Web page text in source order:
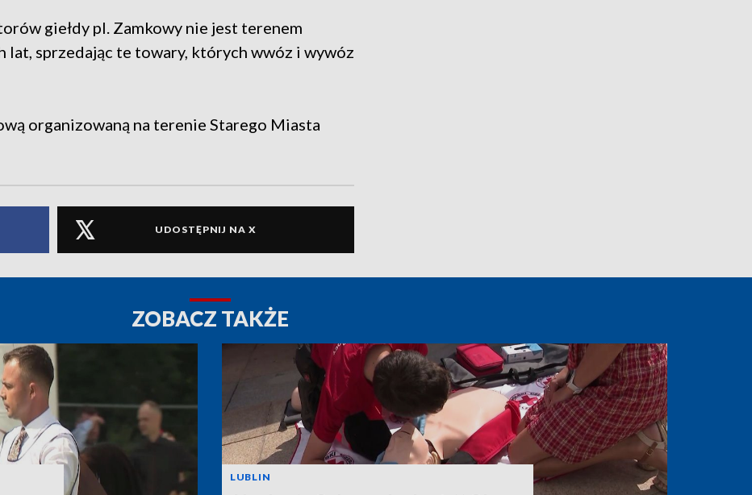
giełdy pl. Zamkowy nie jest terenem
lat, sprzedając te towary, których wwóz i wywóz
organizowaną na terenie Starego Miasta
UDOSTĘPNIJ NA X
ZOBACZ TAKŻE
LUBLIN